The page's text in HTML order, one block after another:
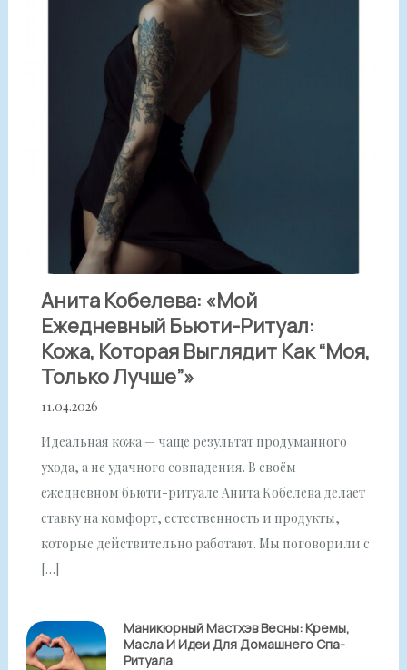
Анита Кобелева: «Мой
Ежедневный Бьюти-Ритуал:
Кожа, Которая Выглядит Как “моя,
Только Лучше”»
11.04.2026
Идеальная кожа — чаще результат продуманного
ухода, а не удачного совпадения. В своём
ежедневном бьюти-ритуале Анита Кобелева делает
ставку на комфорт, естественность и продукты,
которые действительно работают. Мы поговорили с
[…]
Маникюрный Мастхэв Весны: Кремы,
Масла И Идеи Для Домашнего Спа-
Ритуала